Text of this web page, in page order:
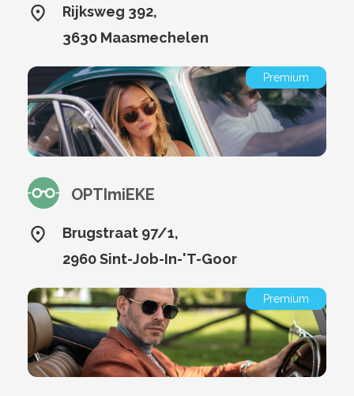
Rijksweg 392,
3630 Maasmechelen
Premium
OPTImiEKE
Brugstraat 97/1,
2960 Sint-Job-In-'T-Goor
Premium